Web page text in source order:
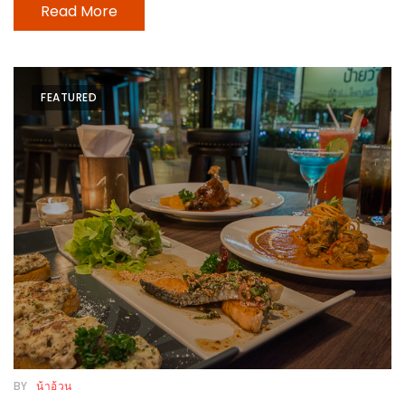
300
บาท
เกี่ยว
กับ
เว็บ
น้า
อ้วน
ชวน
หิว
เจ้าของ
ร้าน
แนะนำ
ร้าน
Read More
FEATURED
BY น้าอ้วน